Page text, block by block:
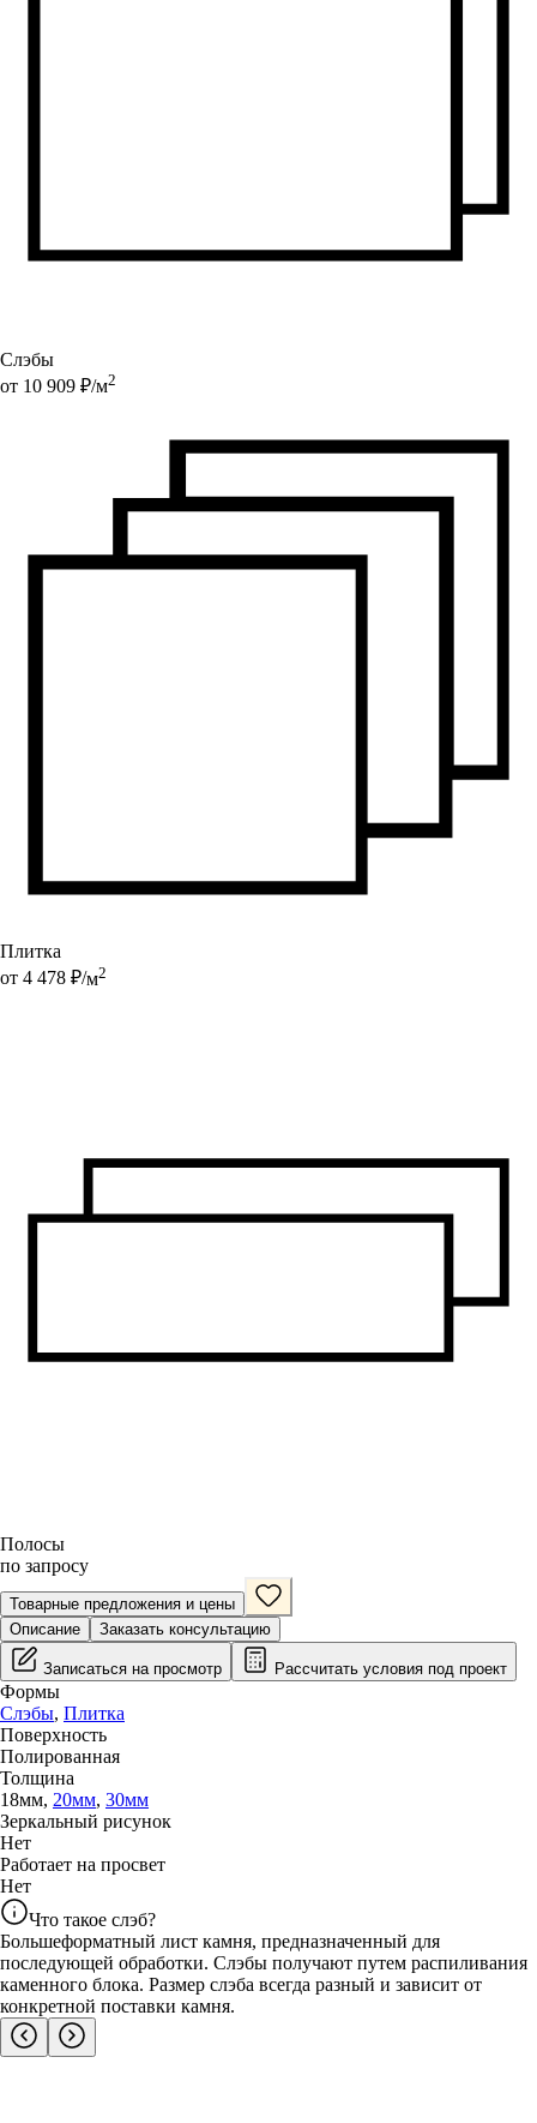
Слэбы
от 10 909 ₽/м2
Плитка
от 4 478 ₽/м2
Полосы
по запросу
Товарные предложения и цены
Описание
Заказать консультацию
Записаться на просмотр Рассчитать условия под проект
Формы
Слэбы, Плитка
Поверхность
Полированная
Толщина
18мм, 20мм, 30мм
Зеркальный рисунок
Нет
Работает на просвет
Нет
Что такое слэб?
Большеформатный лист камня, предназначенный для
последующей обработки. Слэбы получают путем распиливания
каменного блока. Размер слэба всегда разный и зависит от
конкретной поставки камня.